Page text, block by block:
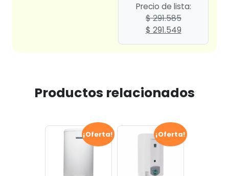
Precio de lista:
$291.585
El
$ 291.549El
Productos relacionados
¡Oferta! ¡Oferta!